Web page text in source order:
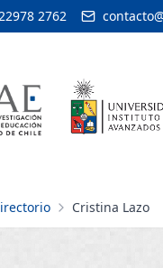
2762
Cristina Lazo